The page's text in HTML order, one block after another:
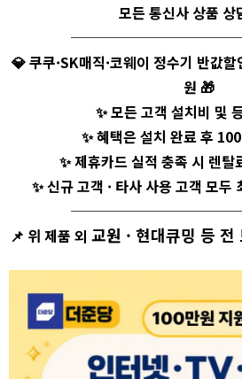
모든 통신사 상품 상
💎쿠쿠·SK매직·코웨이 정수기 반값
원 🎁
✨ 모든 고객 설치비 및
✨ 혜택은 설치 완료 후
✨ 제휴카드 실적 충족 시 렌탈
✨ 신규 고객 · 타사 사용 고객 모두
📌 위 제품 외 교원 · 현대큐밍 등